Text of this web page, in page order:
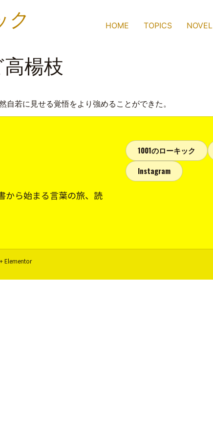
ク HOME TOPICS NOVEL
楊枝
自若に見せる覚悟をより強めることができた。
から始まる言葉の旅、読
1001のローキック
Instagram
Elementor